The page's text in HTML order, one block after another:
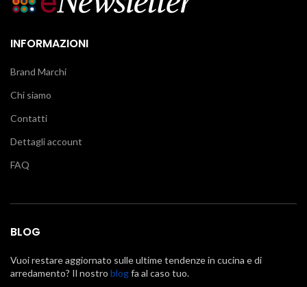
INFORMAZIONI
Brand Marchi
Chi siamo
Contatti
Dettagli account
FAQ
BLOG
Vuoi restare aggiornato sulle ultime tendenze in cucina e di
arredamento? Il nostro blogfa al caso tuo.